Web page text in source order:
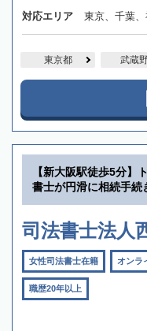
対応エリア 東京、千葉
東京都 武蔵
【新大阪駅徒歩5分】
書士が円滑に相続手続
司法書士法人
女性司法書士在籍 オンラ
職歴20年以上